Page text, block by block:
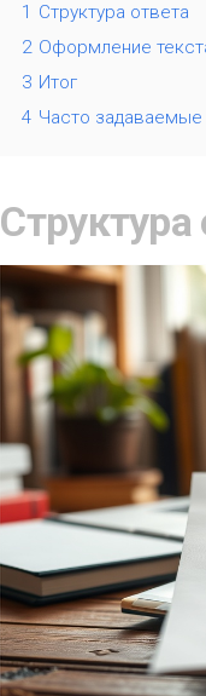
1 Структура ответа
2 Оформление
3 Итог
4 Часто
Структура